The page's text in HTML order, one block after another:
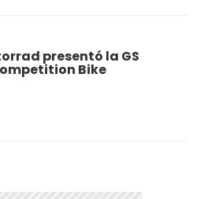
presentó la GS
Bike